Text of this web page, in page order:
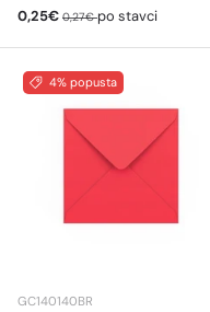
Cijena na sniženju
0,25€ Redovna cijena
0,27€po stavci
4% popusta
GC140140BR